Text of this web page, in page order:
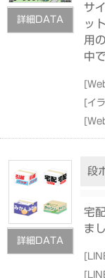
詳細DATA
サ
ッ
用
中
[
[イ
[
詳細DATA
段
宅
ま
[
[